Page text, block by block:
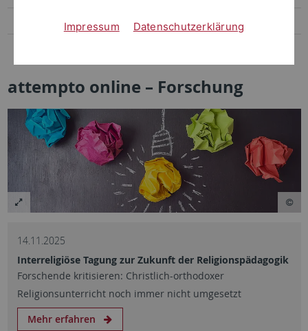
attempto online – Forschung
14.11.2025
Interreligiöse Tagung zur Zukunft der Religionspädagogik
Forschende kritisieren: Christlich-orthodoxer
Religionsunterricht noch immer nicht umgesetzt
Mehr erfahren
Impressum Datenschutzerklärung